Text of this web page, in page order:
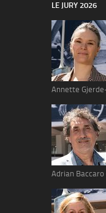
LE JURY 2026
Annette
Adrian